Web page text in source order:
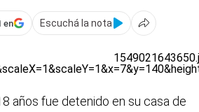
en
Escuchá la nota
años fue detenido en su casa de